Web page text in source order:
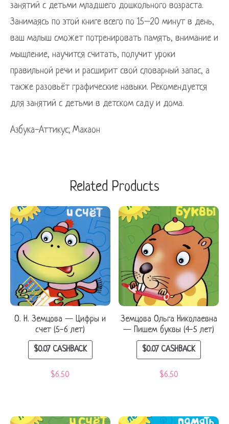
занятий с детьми младшего дошкольного возраста.
Занимаясь по этой книге всего по 15–20 минут в день,
ваш малыш сможет потренировать память, внимание и
мышление, научится считать, получит уроки
правильной речи и расширит свой словарный запас, а
также разовьёт графические навыки. Рекомендуется
для занятий с детьми в детском саду и дома.
Азбука-Аттикус; Махаон
Related Products
О. Н. Земцова — Цифры и
счет (5-6 лет)
$0.07CASHBACK
$6.50
Земцова Ольга Николаевна
— Пишем буквы (4-5 лет)
$0.07CASHBACK
$6.50